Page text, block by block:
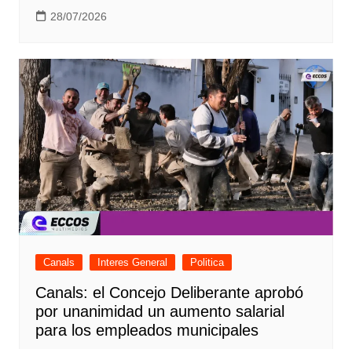
28/07/2026
Canals Interes General Politica
Canals: el Concejo Deliberante aprobó
por unanimidad un aumento salarial
para los empleados municipales